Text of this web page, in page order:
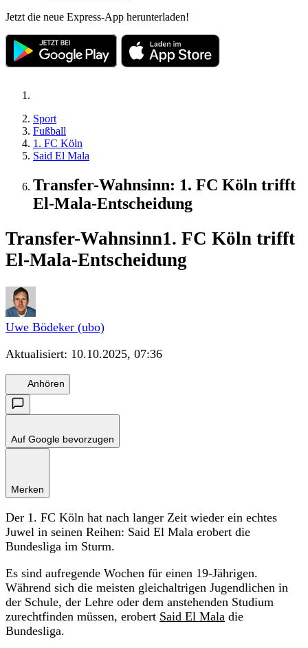
Jetzt die neue Express-App herunterladen!
Sport
Fußball
1. FC Köln
Said El Mala
Transfer-Wahnsinn: 1. FC Köln trifft
El-Mala-Entscheidung
Transfer-Wahnsinn1. FC Köln trifft
El-Mala-Entscheidung
Uwe Bödeker (ubo)
Aktualisiert: 10.10.2025, 07:36
Anhören
Auf Google bevorzugen
Merken
Der 1. FC Köln hat nach langer Zeit wieder ein echtes
Juwel in seinen Reihen: Said El Mala erobert die
Bundesliga im Sturm.
Es sind aufregende Wochen für einen 19-Jährigen.
Während sich die meisten gleichaltrigen Jugendlichen in
der Schule, der Lehre oder dem anstehenden Studium
zurechtfinden müssen, erobert Said El Mala die
Bundesliga.